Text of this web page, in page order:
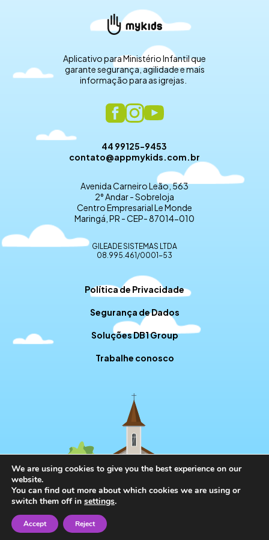
Aplicativo para Ministério Infantil que
garante segurança, agilidade e mais
informação para as igrejas.
44 99125-9453
contato@appmykids.com.br
Avenida Carneiro Leão, 563
2° Andar - Sobreloja
Centro Empresarial Le Monde
Maringá, PR - CEP- 87014-010
GILEADE SISTEMAS LTDA
08.995.461/0001-53
Política de Privacidade
Segurança de Dados
Soluções DB1 Group
Trabalhe conosco
We are using cookies to give you the best experience on our
website.
You can find out more about which cookies we are using or
switch them off in settings.
Accept Reject